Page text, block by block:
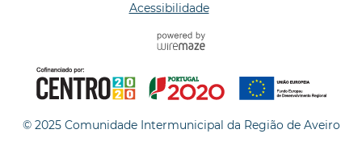
Acessibilidade
© 2025 Comunidade Intermunicipal da Região de Aveiro